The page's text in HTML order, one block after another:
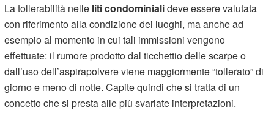
La tollerabilità nelle liti condominialideve essere valutata
con riferimento alla condizione dei luoghi, ma anche ad
esempio al momento in cui tali immissioni vengono
effettuate: il rumore prodotto dal ticchettio delle scarpe o
dall’uso dell’aspirapolvere viene maggiormente “tollerato” di
giorno e meno di notte. Capite quindi che si tratta di un
concetto che si presta alle più svariate interpretazioni.